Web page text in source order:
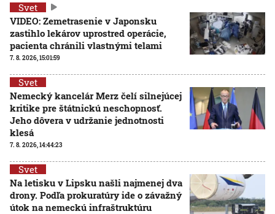
Svet
VIDEO: Zemetrasenie v Japonsku
zastihlo lekárov uprostred operácie,
pacienta chránili vlastnými telami
7. 8. 2026, 15:01:59
Svet
Nemecký kancelár Merz čelí silnejúcej
kritike pre štátnickú neschopnosť.
Jeho dôvera v udržanie jednotnosti
klesá
7. 8. 2026, 14:44:23
Svet
Na letisku v Lipsku našli najmenej dva
drony. Podľa prokuratúry ide o závažný
útok na nemeckú infraštruktúru